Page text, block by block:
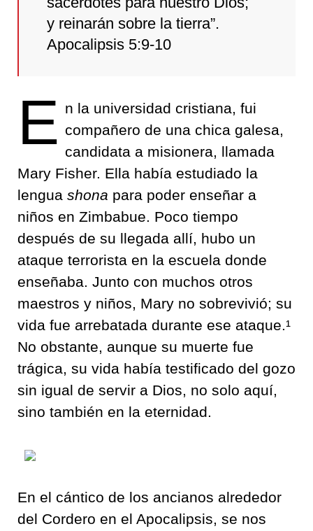
y reinarán sobre la tierra”.
Apocalipsis 5:9-10
E n la universidad cristiana, fui
compañero de una chica galesa,
candidata a misionera, llamada
Mary Fisher. Ella había estudiado la
lengua shona para poder enseñar a
niños en Zimbabue. Poco tiempo
después de su llegada allí, hubo un
ataque terrorista en la escuela donde
enseñaba. Junto con muchos otros
maestros y niños, Mary no sobrevivió; su
vida fue arrebatada durante ese ataque.¹
No obstante, aunque su muerte fue
trágica, su vida había testificado del gozo
sin igual de servir a Dios, no solo aquí,
sino también en la eternidad.
En el cántico de los ancianos alrededor
del Cordero en el Apocalipsis, se nos